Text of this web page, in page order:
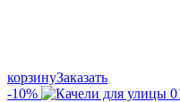
корзинуЗаказать
-10%